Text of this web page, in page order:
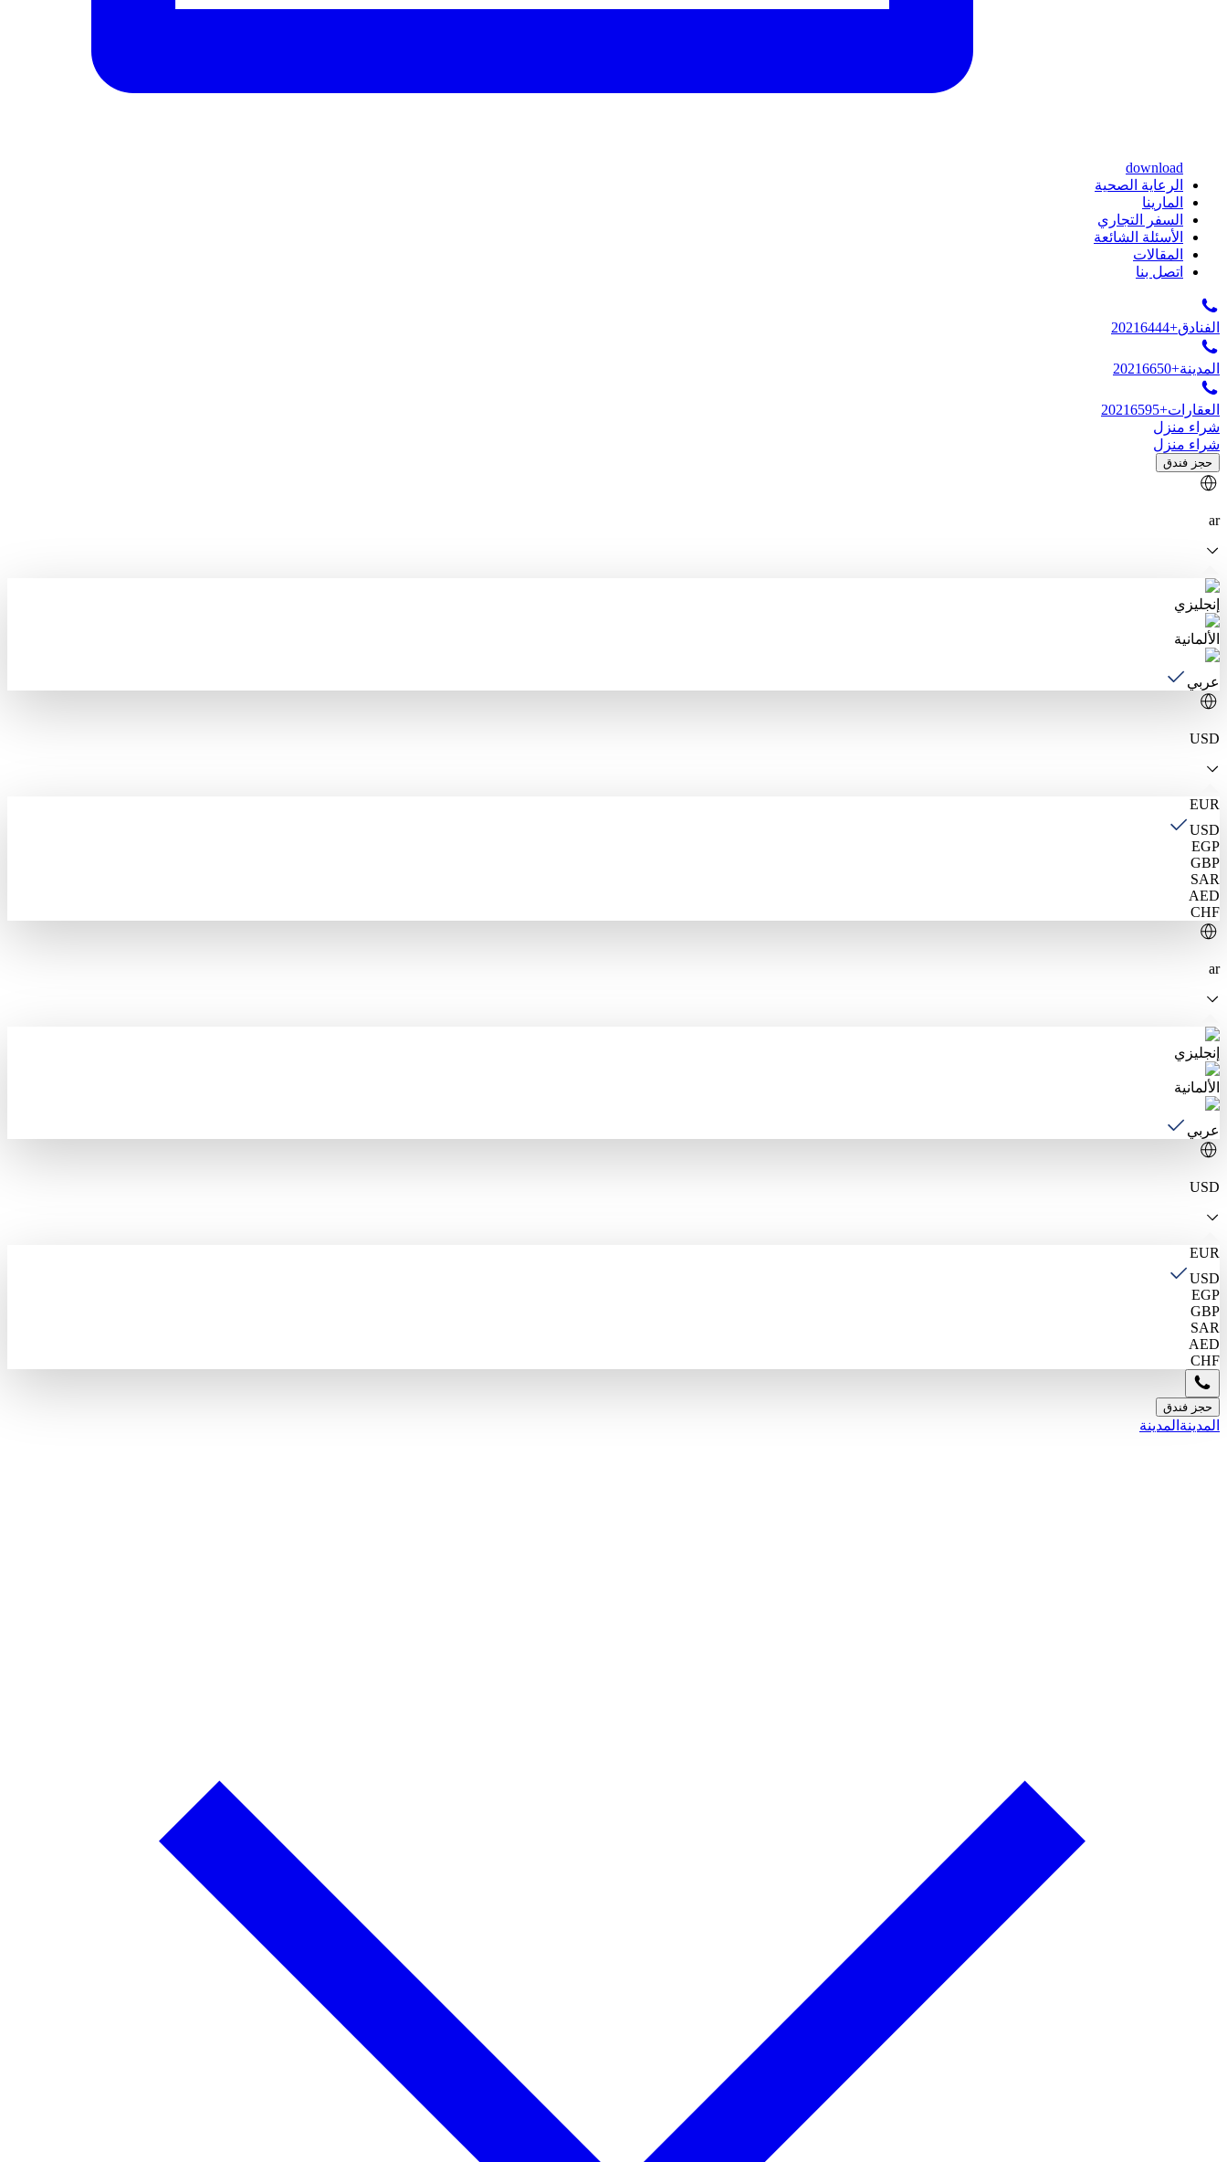
download
الرعاية الصحية
المارينا
السفر التجاري
الأسئلة الشائعة
المقالات
اتصل بنا
الفنادق+20216444
المدينة+20216650
العقارات+20216595
شراء منزل
شراء منزل
حجز فندق
ar
إنجليزي
الألمانية
عربي
USD
EUR
USD
EGP
GBP
SAR
AED
CHF
ar
إنجليزي
الألمانية
عربي
USD
EUR
USD
EGP
GBP
SAR
AED
CHF
حجز فندق
المدينة المدينة